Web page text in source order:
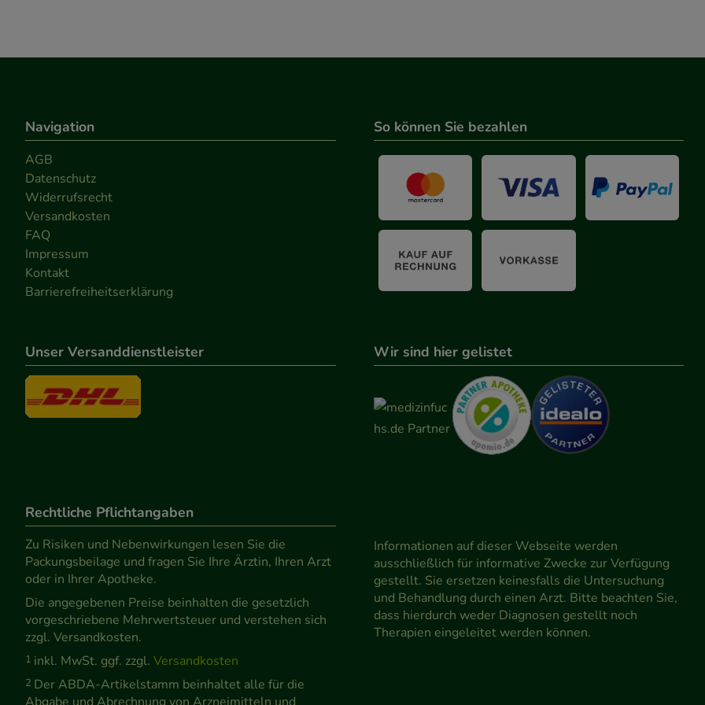
Navigation
AGB
Datenschutz
Widerrufsrecht
Versandkosten
FAQ
Impressum
Kontakt
Barrierefreiheitserklärung
So können Sie bezahlen
Unser Versanddienstleister Wir sind hier gelistet
Rechtliche Pflichtangaben
Zu Risiken und Nebenwirkungen lesen Sie die
Packungsbeilage und fragen Sie Ihre Ärztin, Ihren Arzt
oder in Ihrer Apotheke.
Die angegebenen Preise beinhalten die gesetzlich
vorgeschriebene Mehrwertsteuer und verstehen sich
zzgl. Versandkosten.
1 inkl. MwSt. ggf. zzgl. Versandkosten
2 Der ABDA-Artikelstamm beinhaltet alle für die
Informationen auf dieser Webseite werden
ausschließlich für informative Zwecke zur Verfügung
gestellt. Sie ersetzen keinesfalls die Untersuchung
und Behandlung durch einen Arzt. Bitte beachten Sie,
dass hierdurch weder Diagnosen gestellt noch
Therapien eingeleitet werden können.